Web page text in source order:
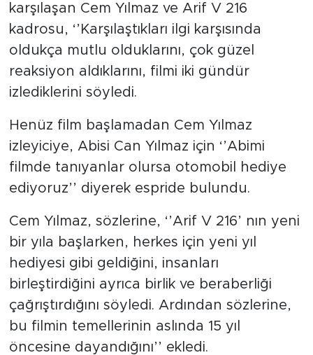
karşılaşan Cem Yılmaz ve Arif V 216
kadrosu, ‘’Karşılaştıkları ilgi karşısında
oldukça mutlu olduklarını, çok güzel
reaksiyon aldıklarını, filmi iki gündür
izlediklerini söyledi.
Henüz film başlamadan Cem Yılmaz
izleyiciye, Abisi Can Yılmaz için ‘’Abimi
filmde tanıyanlar olursa otomobil hediye
ediyoruz’’ diyerek espride bulundu.
Cem Yılmaz, sözlerine, ‘’Arif V 216’ nın yeni
bir yıla başlarken, herkes için yeni yıl
hediyesi gibi geldiğini, insanları
birleştirdiğini ayrıca birlik ve beraberliği
çağrıştırdığını söyledi. Ardından sözlerine,
bu filmin temellerinin aslında 15 yıl
öncesine dayandığını’’ ekledi.